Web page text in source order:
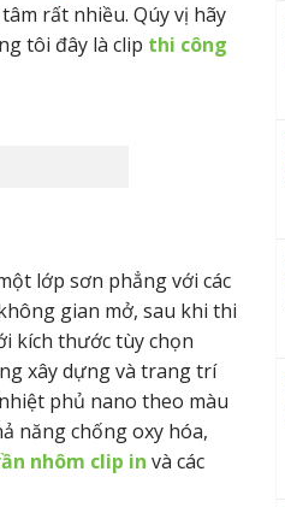
rất nhiều. Qúy vị hãy
tôi đây là clip thi công
lớp sơn phẳng với các
gian mở, sau khi thi
kích thước tùy chọn
xây dựng và trang trí
phủ nano theo màu
năng chống oxy hóa,
nhôm clip in và các